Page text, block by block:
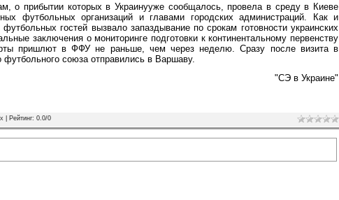
о прибытии которых в Украинууже сообщалось, провела в среду в Киеве
футбольных организаций и главами городских администраций. Как и
гостей вызвало запаздывание по срокам готовности украинских
заключения о мониторинге подготовки к континентальному первенству
пришлют в ФФУ не раньше, чем через неделю. Сразу после визита в
футбольного союза отправились в Варшаву.
"СЭ в Украине"
Рейтинг: 0.0/0